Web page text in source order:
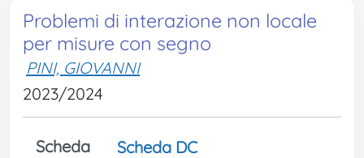
Problemi di interazione non locale
per misure con segno
PINI, GIOVANNI
2023/2024
Scheda Scheda DC